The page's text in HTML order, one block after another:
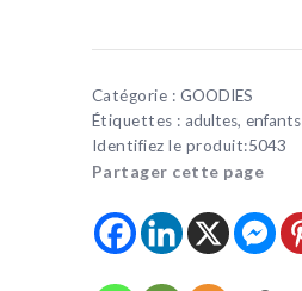
RUGBY
Catégorie : GOODIES
Étiquettes : adultes, enfants
Identifiez le produit:5043
Partager cette page